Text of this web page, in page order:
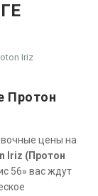
Iriz
Протон
цены на
Iriz (Протон
56» вас ждут